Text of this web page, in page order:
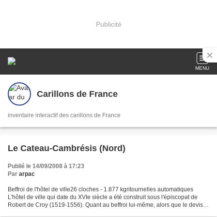
Publicité
MENU
Carillons de France
inventaire interactif des carillons de France
Le Cateau-Cambrésis (Nord)
Publié le 14/09/2008 à 17:23
Par arpac
Beffroi de l'hôtel de ville26 cloches - 1.877 kgritournelles automatiques
L'hôtel de ville qui date du XVIe siècle a été construit sous l'épiscopat de
Robert de Croy (1519-1556). Quant au beffroi lui-même, alors que le devis et